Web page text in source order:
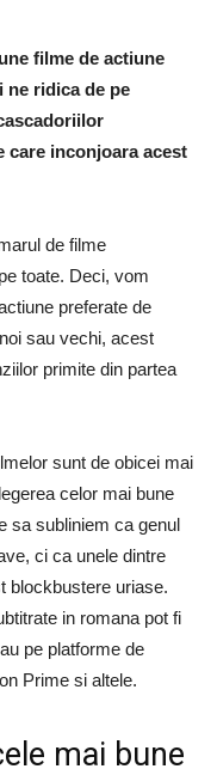
filme de actiune
ne ridica de pe
care inconjoara acest
de filme
toate. Deci, vom
preferate de
sau vechi, acest
primite din partea
sunt de obicei mai
celor mai bune
sa subliniem ca genul
ci ca unele dintre
blockbustere uriase.
in romana pot fi
pe platforme de
Prime si altele.
mai bune